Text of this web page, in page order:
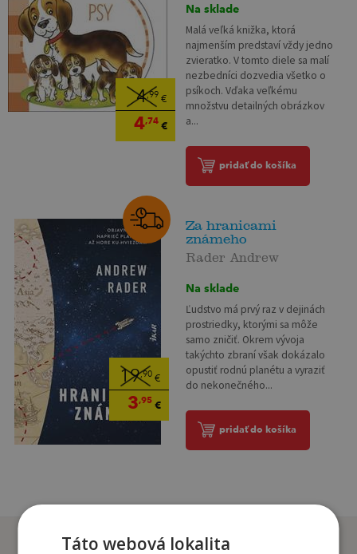
4,99 €
4,74€
Na sklade
Malá veľká knižka, ktorá
najmenším predstaví vždy jedno
zvieratko. V tomto diele sa malí
nezbedníci dozvedia všetko o
psíkoch. Vďaka veľkému
množstvu detailných obrázkov
a...
pridať do košíka
19,90€
3,95€
Za hranicami
známeho
Rader Andrew
Na sklade
Ľudstvo má prvý raz v dejinách
prostriedky, ktorými sa môže
samo zničiť. Okrem vývoja
takýchto zbraní však dokázalo
opustiť rodnú planétu a vyraziť
do nekonečného...
pridať do košíka
Zákazníci, ktorí si kúpili
Táto webová lokalita